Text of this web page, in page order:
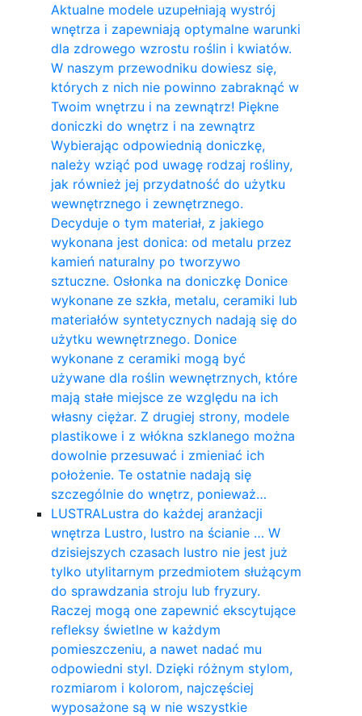
Aktualne modele uzupełniają wystrój
wnętrza i zapewniają optymalne warunki
dla zdrowego wzrostu roślin i kwiatów.
W naszym przewodniku dowiesz się,
których z nich nie powinno zabraknąć w
Twoim wnętrzu i na zewnątrz! Piękne
doniczki do wnętrz i na zewnątrz
Wybierając odpowiednią doniczkę,
należy wziąć pod uwagę rodzaj rośliny,
jak również jej przydatność do użytku
wewnętrznego i zewnętrznego.
Decyduje o tym materiał, z jakiego
wykonana jest donica: od metalu przez
kamień naturalny po tworzywo
sztuczne. Osłonka na doniczkę Donice
wykonane ze szkła, metalu, ceramiki lub
materiałów syntetycznych nadają się do
użytku wewnętrznego. Donice
wykonane z ceramiki mogą być
używane dla roślin wewnętrznych, które
mają stałe miejsce ze względu na ich
własny ciężar. Z drugiej strony, modele
plastikowe i z włókna szklanego można
dowolnie przesuwać i zmieniać ich
położenie. Te ostatnie nadają się
szczególnie do wnętrz, ponieważ…
LUSTRALustra do każdej aranżacji
wnętrza Lustro, lustro na ścianie … W
dzisiejszych czasach lustro nie jest już
tylko utylitarnym przedmiotem służącym
do sprawdzania stroju lub fryzury.
Raczej mogą one zapewnić ekscytujące
refleksy świetlne w każdym
pomieszczeniu, a nawet nadać mu
odpowiedni styl. Dzięki różnym stylom,
rozmiarom i kolorom, najczęściej
wyposażone są w nie wszystkie